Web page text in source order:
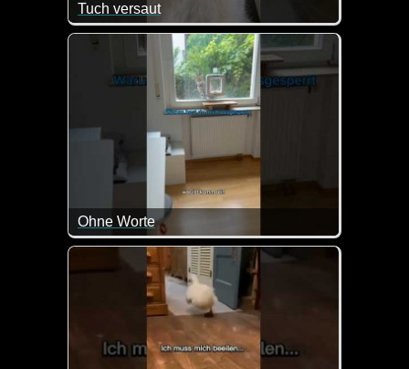
Tuch versaut
So ein Mist, jetzt hat die Katze mit den Pfoten das
Ohne Worte
Hauptsache Alarm gemacht bis Frauchen kommt :-)